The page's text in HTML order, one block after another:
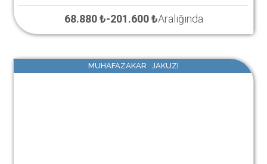
68.880 ₺-201.600 ₺Aralığında
MUHAFAZAKAR JAKUZI